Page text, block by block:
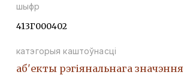
шыфр
413Г000402
катэгорыя каштоўнасці
аб'екты рэгіянальнага значэння